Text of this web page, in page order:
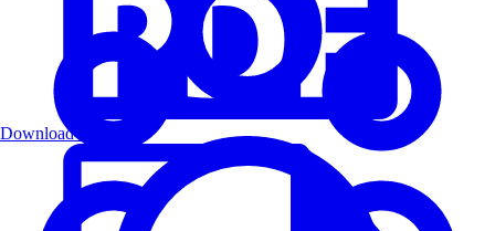
Download PDF